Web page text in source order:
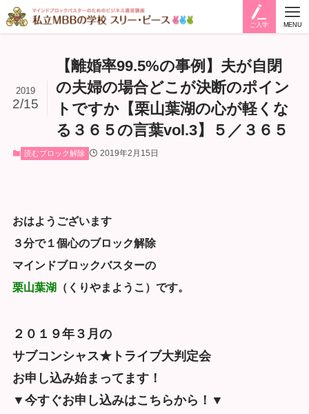
ご入学 MENU
【離婚率99.5%の事例】夫が自閉
の夫婦の場合どこが決断のポイン
トですか【栗山葉湖の心が軽くな
る３６５の言葉vol.3】５／３６５
2019
2/15
読むブロック解除 2019年2月15日
おはようございます
３分で１個心のブロック解除
マインドブロックバスターの
栗山葉湖
（くりやまようこ）です。
２０１９年３月の
サブコンシャス★トライブ大判定会
お申し込み始まってます！
▼今すぐお申し込みはこちらから！▼